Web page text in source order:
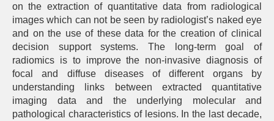
on the extraction of quantitative data from radiological
images which can not be seen by radiologist’s naked eye
and on the use of these data for the creation of clinical
decision support systems. The long-term goal of
radiomics is to improve the non-invasive diagnosis of
focal and diffuse diseases of different organs by
understanding links between extracted quantitative
imaging data and the underlying molecular and
pathological characteristics of lesions. In the last decade,